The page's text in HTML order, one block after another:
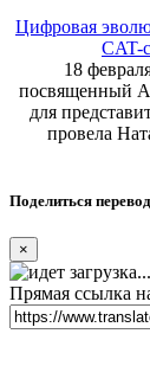
Цифровая
CAT-
18
посвященный
для
провела
Поделиться
×
Прямая ссылка